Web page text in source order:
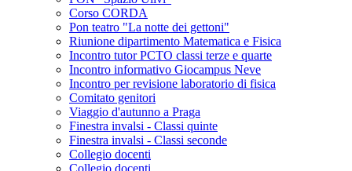
Corso CORDA
Pon teatro "La notte dei gettoni"
Riunione dipartimento Matematica e Fisica
Incontro tutor PCTO classi terze e quarte
Incontro informativo Giocampus Neve
Incontro per revisione laboratorio di fisica
Comitato genitori
Viaggio d'autunno a Praga
Finestra invalsi - Classi quinte
Finestra invalsi - Classi seconde
Collegio docenti